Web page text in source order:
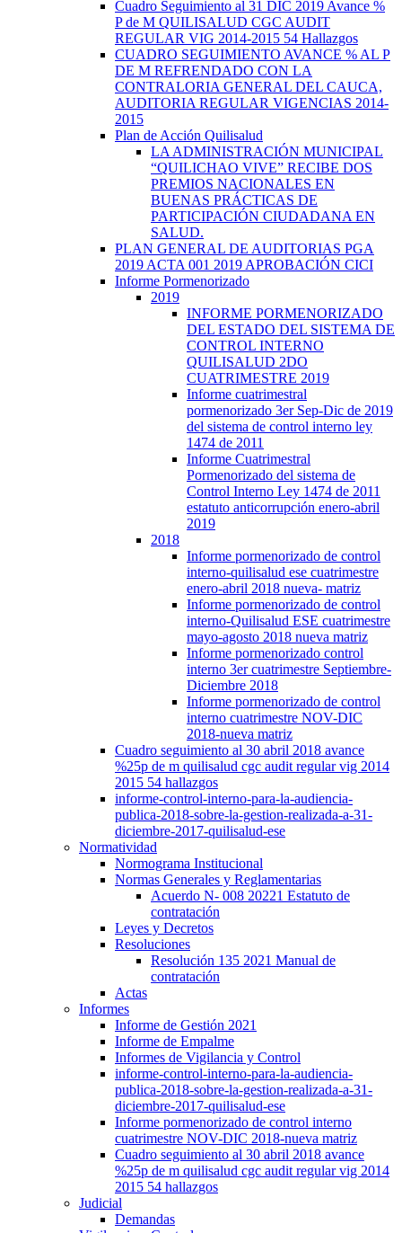
Cuadro Seguimiento al 31 DIC 2019 Avance %
P de M QUILISALUD CGC AUDIT
REGULAR VIG 2014-2015 54 Hallazgos
CUADRO SEGUIMIENTO AVANCE % AL P
DE M REFRENDADO CON LA
CONTRALORIA GENERAL DEL CAUCA,
AUDITORIA REGULAR VIGENCIAS 2014-
2015
Plan de Acción Quilisalud
LA ADMINISTRACIÓN MUNICIPAL
“QUILICHAO VIVE” RECIBE DOS
PREMIOS NACIONALES EN
BUENAS PRÁCTICAS DE
PARTICIPACIÓN CIUDADANA EN
SALUD.
PLAN GENERAL DE AUDITORIAS PGA
2019 ACTA 001 2019 APROBACIÓN CICI
Informe Pormenorizado
2019
INFORME PORMENORIZADO
DEL ESTADO DEL SISTEMA DE
CONTROL INTERNO
QUILISALUD 2DO
CUATRIMESTRE 2019
Informe cuatrimestral
pormenorizado 3er Sep-Dic de 2019
del sistema de control interno ley
1474 de 2011
Informe Cuatrimestral
Pormenorizado del sistema de
Control Interno Ley 1474 de 2011
estatuto anticorrupción enero-abril
2019
2018
Informe pormenorizado de control
interno-quilisalud ese cuatrimestre
enero-abril 2018 nueva- matriz
Informe pormenorizado de control
interno-Quilisalud ESE cuatrimestre
mayo-agosto 2018 nueva matriz
Informe pormenorizado control
interno 3er cuatrimestre Septiembre-
Diciembre 2018
Informe pormenorizado de control
interno cuatrimestre NOV-DIC
2018-nueva matriz
Cuadro seguimiento al 30 abril 2018 avance
%25p de m quilisalud cgc audit regular vig 2014
2015 54 hallazgos
informe-control-interno-para-la-audiencia-
publica-2018-sobre-la-gestion-realizada-a-31-
diciembre-2017-quilisalud-ese
Normatividad
Normograma Institucional
Normas Generales y Reglamentarias
Acuerdo N- 008 20221 Estatuto de
contratación
Leyes y Decretos
Resoluciones
Resolución 135 2021 Manual de
contratación
Actas
Informes
Informe de Gestión 2021
Informe de Empalme
Informes de Vigilancia y Control
informe-control-interno-para-la-audiencia-
publica-2018-sobre-la-gestion-realizada-a-31-
diciembre-2017-quilisalud-ese
Informe pormenorizado de control interno
cuatrimestre NOV-DIC 2018-nueva matriz
Cuadro seguimiento al 30 abril 2018 avance
%25p de m quilisalud cgc audit regular vig 2014
2015 54 hallazgos
Judicial
Demandas